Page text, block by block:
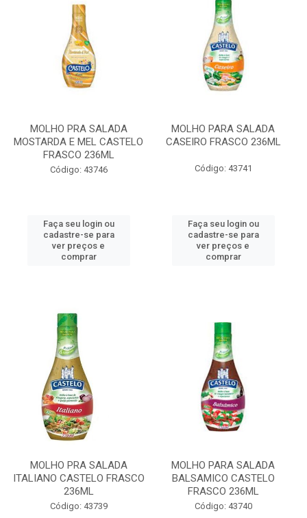
MOLHO PRA SALADA
MOSTARDA E MEL CASTELO
FRASCO 236ML
Código: 43746
Faça seu login ou
cadastre-se para
ver preços e
comprar
MOLHO PARA SALADA
CASEIRO FRASCO 236ML
Código: 43741
Faça seu login ou
cadastre-se para
ver preços e
comprar
MOLHO PRA SALADA
ITALIANO CASTELO FRASCO
236ML
Código: 43739
MOLHO PARA SALADA
BALSAMICO CASTELO
FRASCO 236ML
Código: 43740